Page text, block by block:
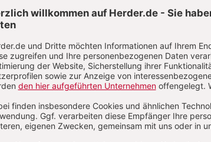
hat den Lastern Tugenden
gegen Stolz, Geduld gegen Zorn,
Unzucht, Mildtätigkeit gegen Habsucht,
Persönlichkeitsbildung. Heute geht es
Mit dem streitbaren Nachbarn streitet
gehört zu einem Single. Geiz ist
oder für Ferien auf Bali, gehören